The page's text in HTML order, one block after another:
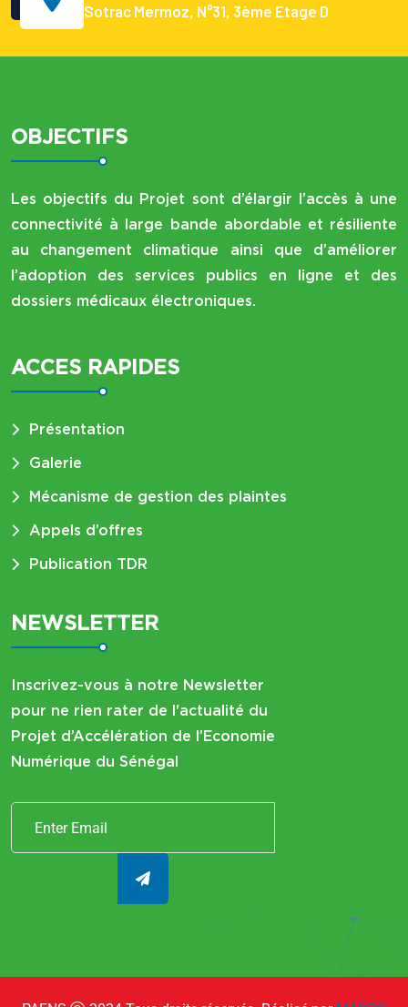
Sotrac Mermoz, N°31, 3ème Etage D
OBJECTIFS
Les objectifs du Projet sont d’élargir l’accès à une
connectivité à large bande abordable et résiliente
au changement climatique ainsi que d’améliorer
l’adoption des services publics en ligne et des
dossiers médicaux électroniques.
ACCES RAPIDES
Présentation
Galerie
Mécanisme de gestion des plaintes
Appels d’offres
Publication TDR
NEWSLETTER
Inscrivez-vous à notre Newsletter
pour ne rien rater de l'actualité du
Projet d’Accélération de l’Economie
Numérique du Sénégal